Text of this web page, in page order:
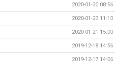
2020-01-30 08:56
2020-01-23 11:10
2020-01-21 15:00
2019-12-18 14:56
2019-12-17 14:06